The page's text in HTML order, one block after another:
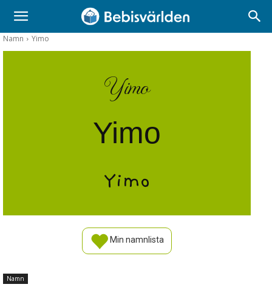
Namn Yimo
Yimo
Yimo
Yimo
Min namnlista
Namn